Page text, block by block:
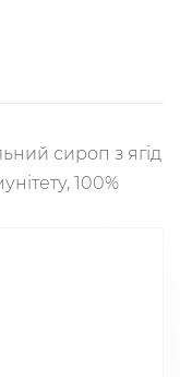
сироп з ягід
100%